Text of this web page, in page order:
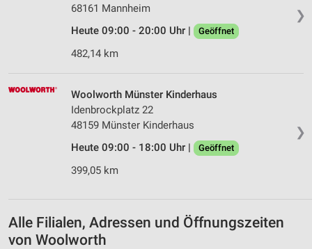
❯
68161 Mannheim
Heute 09:00 - 20:00 Uhr |
Geöffnet
482,14 km
❯
Woolworth Münster Kinderhaus
Idenbrockplatz 22
48159 Münster Kinderhaus
Heute 09:00 - 18:00 Uhr |
Geöffnet
399,05 km
Alle Filialen, Adressen und Öffnungszeiten
von Woolworth